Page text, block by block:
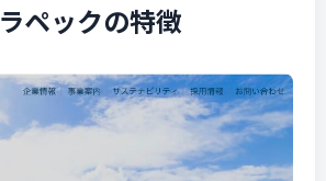
ペックの特徴